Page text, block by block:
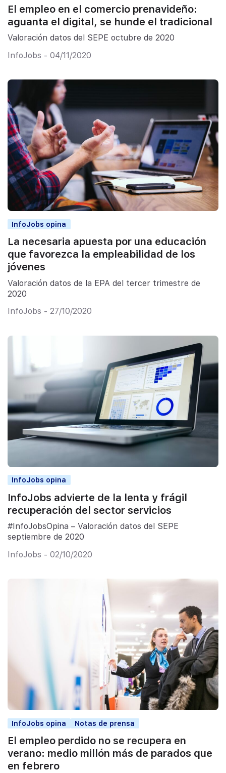
El empleo en el comercio prenavideño:
aguanta el digital, se hunde el tradicional
Valoración datos del SEPE octubre de 2020
InfoJobs - 04/11/2020
InfoJobs opina
La necesaria apuesta por una educación
que favorezca la empleabilidad de los
jóvenes
Valoración datos de la EPA del tercer trimestre de
2020
InfoJobs - 27/10/2020
InfoJobs opina
InfoJobs advierte de la lenta y frágil
recuperación del sector servicios
#InfoJobsOpina – Valoración datos del SEPE
septiembre de 2020
InfoJobs - 02/10/2020
InfoJobs opina Notas de prensa
El empleo perdido no se recupera en
verano: medio millón más de parados que
en febrero